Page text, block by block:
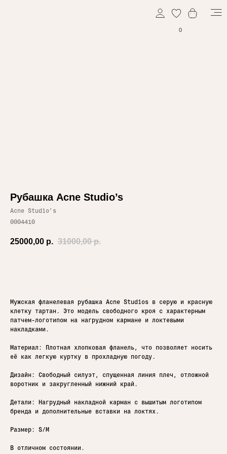
0
Рубашка Acne Studio’s
Acne Studio’s
0004410
25000,00 р. 31000,00 р.
Мужская фланелевая рубашка Acne Studios в серую и красную
клетку тартан. Это модель свободного кроя с характерным
патчем-логотипом на нагрудном кармане и локтевыми
накладками.
Материал: Плотная хлопковая фланель, что позволяет носить
её как легкую куртку в прохладную погоду.
Дизайн: Свободный силуэт, спущенная линия плеч, отложной
воротник и закругленный нижний край.
Детали: Нагрудный накладной карман с вышитым логотипом
бренда и дополнительные вставки на локтях.
Размер: S/M
В отличном состоянии.